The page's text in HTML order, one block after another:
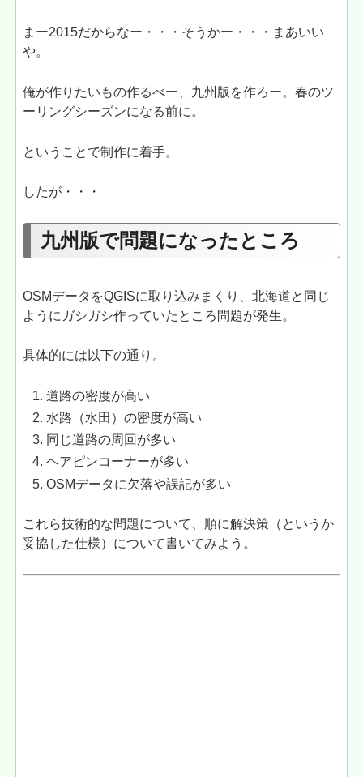
まー2015だからなー・・・そうかー・・・まあいい
や。
俺が作りたいもの作るべー、九州版を作ろー。春のツ
ーリングシーズンになる前に。
ということで制作に着手。
したが・・・
九州版で問題になったところ
OSMデータをQGISに取り込みまくり、北海道と同じ
ようにガシガシ作っていたところ問題が発生。
具体的には以下の通り。
道路の密度が高い
水路（水田）の密度が高い
同じ道路の周回が多い
ヘアピンコーナーが多い
OSMデータに欠落や誤記が多い
これら技術的な問題について、順に解決策（というか
妥協した仕様）について書いてみよう。